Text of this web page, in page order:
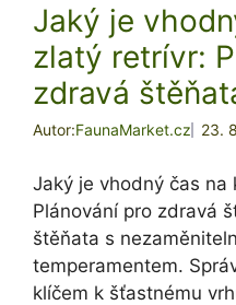
Jaký je
zlatý retrívr:
zdravá
Autor:FaunaMarket.cz 23.
Jaký je vhodný čas na
Plánování pro zdravá
štěňata s
temperamentem.
klíčem k šťastnému